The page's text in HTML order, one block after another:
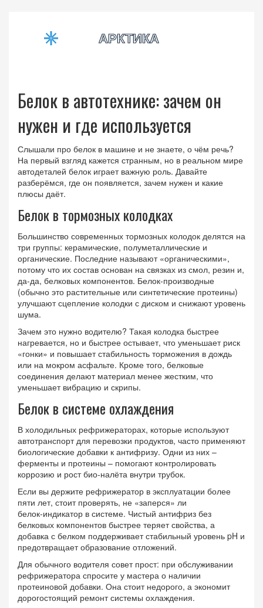
Белок в автотехнике: зачем он
нужен и где используется
Слышали про белок в машине и не знаете, о чём речь?
На первый взгляд кажется странным, но в реальном мире
автодеталей белок играет важную роль. Давайте
разберёмся, где он появляется, зачем нужен и какие
плюсы даёт.
Белок в тормозных колодках
Большинство современных тормозных колодок делятся на
три группы: керамические, полуметаллические и
органические. Последние называют «органическими»,
потому что их состав основан на связках из смол, резин и,
да‑да, белковых компонентов. Белок‑производные
(обычно это растительные или синтетические протеины)
улучшают сцепление колодки с диском и снижают уровень
шума.
Зачем это нужно водителю? Такая колодка быстрее
нагревается, но и быстрее остывает, что уменьшает риск
«гонки» и повышает стабильность торможения в дождь
или на мокром асфальте. Кроме того, белковые
соединения делают материал менее жестким, что
уменьшает вибрацию и скрипы.
Белок в системе охлаждения
В холодильных рефрижераторах, которые используют
автотранспорт для перевозки продуктов, часто применяют
биологические добавки к антифризу. Одни из них –
ферменты и протеины – помогают контролировать
коррозию и рост био‑налёта внутри трубок.
Если вы держите рефрижератор в эксплуатации более
пяти лет, стоит проверять, не «заперся» ли
белок‑индикатор в системе. Чистый антифриз без
белковых компонентов быстрее теряет свойства, а
добавка с белком поддерживает стабильный уровень pH и
предотвращает образование отложений.
Для обычного водителя совет прост: при обслуживании
рефрижератора спросите у мастера о наличии
протеиновой добавки. Она стоит недорого, а экономит
дорогостоящий ремонт системы охлаждения.